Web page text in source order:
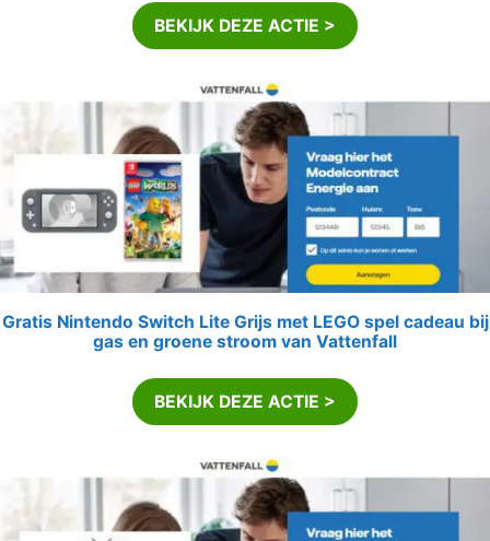
BEKIJK DEZE ACTIE >
Gratis Nintendo Switch Lite Grijs met LEGO spel cadeau bij
gas en groene stroom van Vattenfall
BEKIJK DEZE ACTIE >